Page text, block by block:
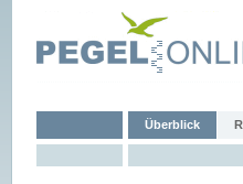
Überblick